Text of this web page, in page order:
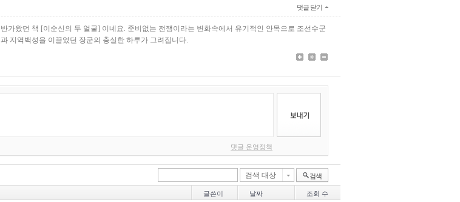
댓글 닫기
반가왔던 책 [이순신의 두 얼굴] 이네요. 준비없는 전쟁이라는 변화속에서 유기적인 안목으로 조선수군
과 지역백성을 이끌었던 장군의 충실한 하루가 그려집니다.
댓글 운영정책
검색 대상 검색
글쓴이 날짜 조회 수